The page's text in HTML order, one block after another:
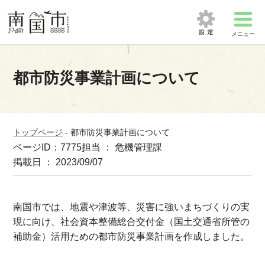
メニュー
都市防災事業計画について
トップページ -都市防災事業計画について
ページID：7775担当 ： 危機管理課
掲載日 ： 2023/09/07
南国市では、地震や津波等、災害に強いまちづくりの実
現に向け、社会資本整備総合交付金（国土交通省所管の
補助金）活用ための都市防災事業計画を作成しました。